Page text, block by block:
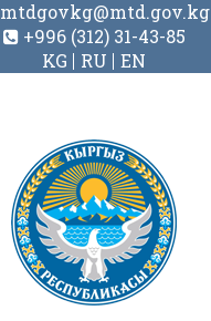
mtdgovkg@mtd.gov.kg
+996 (312) 31-43-85
KG
RU EN